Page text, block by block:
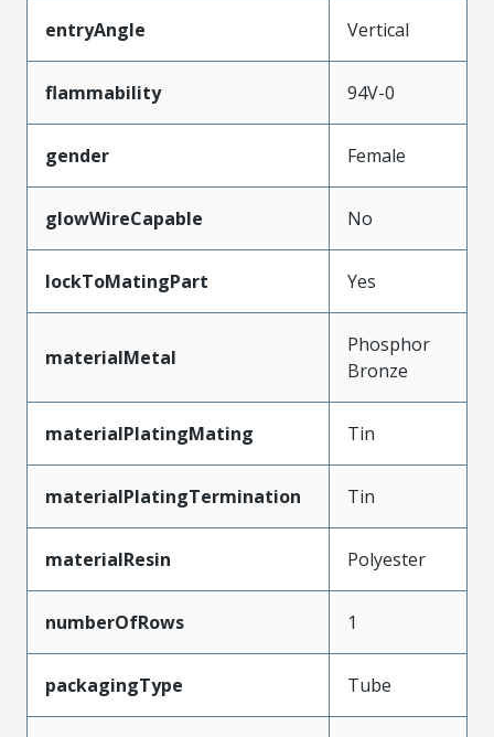
entryAngle Vertical
flammability 94V-0
gender Female
glowWireCapable No
lockToMatingPart Yes
materialMetal
Phosphor
Bronze
materialPlatingMating Tin
materialPlatingTermination Tin
materialResin Polyester
numberOfRows 1
packagingType Tube